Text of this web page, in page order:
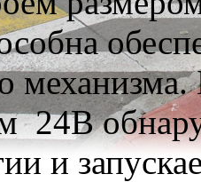
24В
и